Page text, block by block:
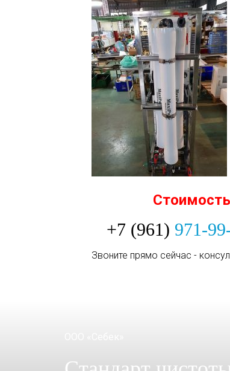
+7 (961) 971-
Звоните прямо сейчас -